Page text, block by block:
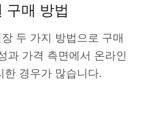
구매 방법
두 가지 방법으로 구매
과 가격 측면에서 온라인
한 경우가 많습니다.